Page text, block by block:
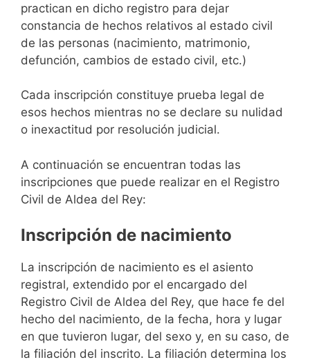
practican en dicho registro para dejar
constancia de hechos relativos al estado civil
de las personas (nacimiento, matrimonio,
defunción, cambios de estado civil, etc.)
Cada inscripción constituye prueba legal de
esos hechos mientras no se declare su nulidad
o inexactitud por resolución judicial.
A continuación se encuentran todas las
inscripciones que puede realizar en el Registro
Civil de Aldea del Rey:
Inscripción de nacimiento
La inscripción de nacimiento es el asiento
registral, extendido por el encargado del
Registro Civil de Aldea del Rey, que hace fe del
hecho del nacimiento, de la fecha, hora y lugar
en que tuvieron lugar, del sexo y, en su caso, de
la filiación del inscrito. La filiación determina los